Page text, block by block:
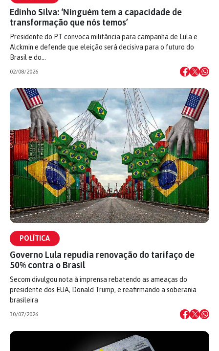
Edinho Silva: ‘Ninguém tem a capacidade de
transformação que nós temos’
Presidente do PT convoca militância para campanha de Lula e
Alckmin e defende que eleição será decisiva para o futuro do
Brasil e do…
02/08/2026
POLÍTICA
Governo Lula repudia renovação do tarifaço de
50% contra o Brasil
Secom divulgou nota à imprensa rebatendo as ameaças do
presidente dos EUA, Donald Trump, e reafirmando a soberania
brasileira
30/07/2026